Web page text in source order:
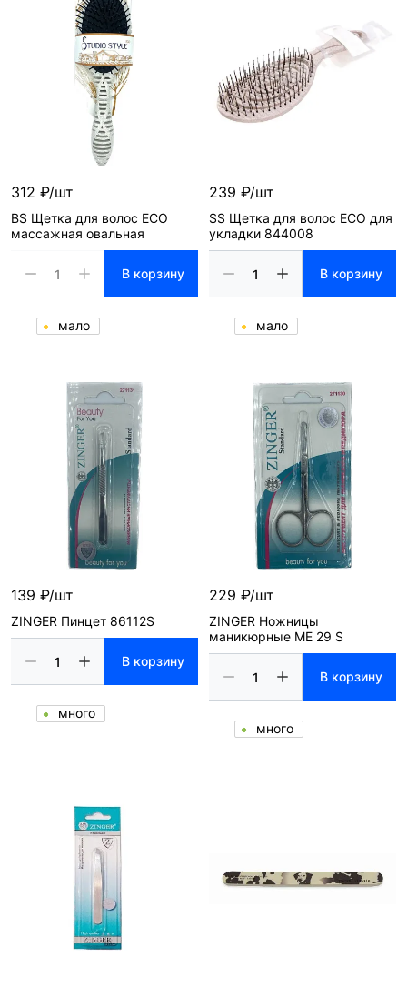
312 ₽/шт
BS Щетка для волос ECO
массажная овальная
В корзину
мало
239 ₽/шт
SS Щетка для волос ECO для
укладки 844008
В корзину
мало
139 ₽/шт
ZINGER Пинцет 86112S
В корзину
много
229 ₽/шт
ZINGER Ножницы
маникюрные ME 29 S
В корзину
много